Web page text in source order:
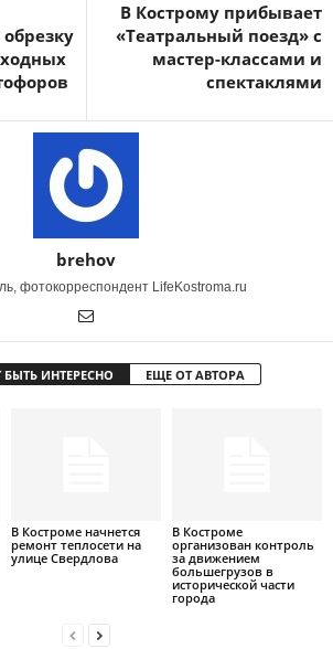
В Кострому прибывает
«Театральный поезд» с
мастер-классами и
спектаклями
brehov
фотокорреспондент LifeKostroma.ru
ИНТЕРЕСНО ЕЩЕ ОТ АВТОРА
В Костроме начнется
ремонт теплосети на
улице Свердлова
В Костроме
организован контроль
за движением
большегрузов в
исторической части
города